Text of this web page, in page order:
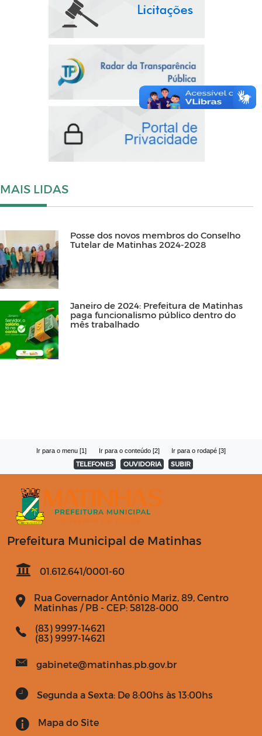
MAIS LIDAS
Posse dos novos membros do Conselho
Tutelar de Matinhas 2024-2028
Janeiro de 2024: Prefeitura de Matinhas
paga funcionalismo público dentro do
mês trabalhado
Ir para o menu [1] Ir para o conteúdo [2] Ir para o rodapé [3]
TELEFONES OUVIDORIA SUBIR
Prefeitura Municipal de Matinhas
01.612.641/0001-60
Rua Governador Antônio Mariz, 89, Centro
Matinhas / PB - CEP: 58128-000
(83) 9997-14621
(83) 9997-14621
gabinete@matinhas.pb.gov.br
Segunda a Sexta: De 8:00hs às 13:00hs
Mapa do Site